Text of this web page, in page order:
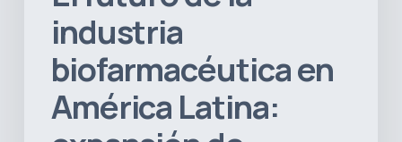
industria
biofarmacéutica en
América Latina: